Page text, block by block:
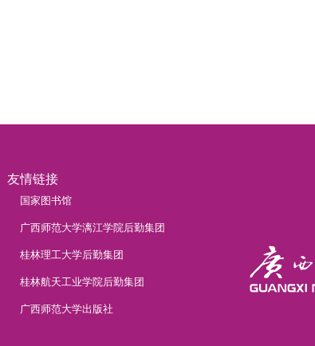
友情链接
国家图书馆
广西师范大学漓江学院后勤集团
桂林理工大学后勤集团
桂林航天工业学院后勤集团
广西师范大学出版社